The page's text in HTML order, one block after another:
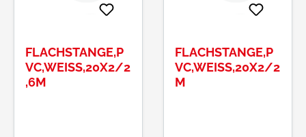
FLACHSTANGE,P
VC,WEISS,20X2/2,
6M
FLACHSTANGE,P
VC,WEISS,20X2/2M